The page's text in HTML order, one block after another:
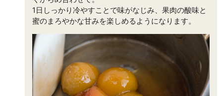
1日しっかり冷やすことで味がなじみ、果肉の酸味と
蜜のまろやかな甘みを楽しめるようになります。